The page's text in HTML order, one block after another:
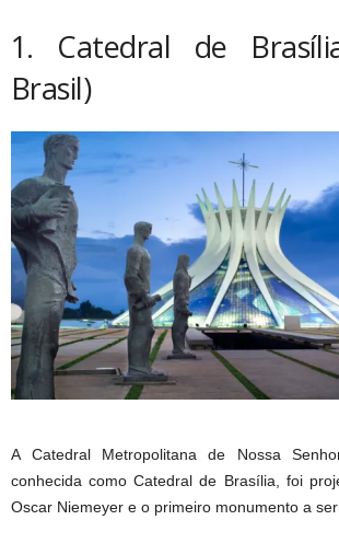
1. Catedral de
Brasil)
A Catedral Metropolitana de Nossa
conhecida como Catedral de Brasília, foi
Oscar Niemeyer e o primeiro monumento a